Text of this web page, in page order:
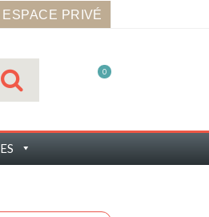
ESPACE PRIVÉ
0